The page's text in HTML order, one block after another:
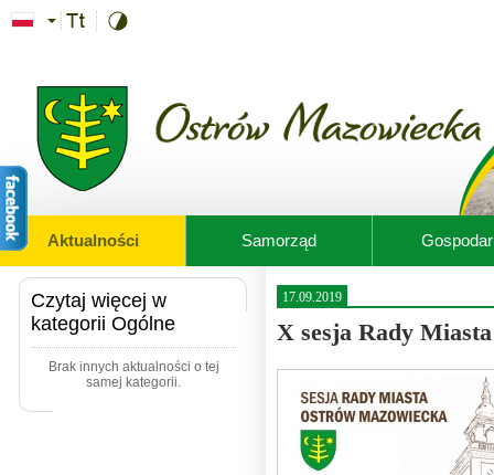
Przejdź do treści
Aktualności Samorząd
Czytaj więcej w
kategorii Ogólne
Brak innych aktualności o tej
samej kategorii.
17.09.2019
X sesja Rady